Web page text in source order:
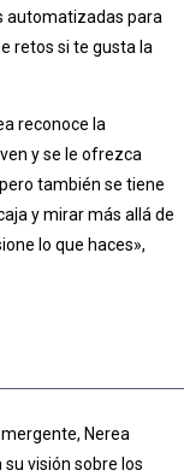
automatizadas para
retos si te gusta la
reconoce la
y se le ofrezca
también se tiene
y mirar más allá de
lo que haces»,
Nerea
visión sobre los